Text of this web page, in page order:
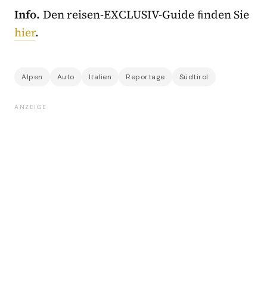
Info. Den reisen-EXCLUSIV-Guide ﬁnden Sie
hier.
Alpen Auto Italien Reportage Südtirol
ANZEIGE